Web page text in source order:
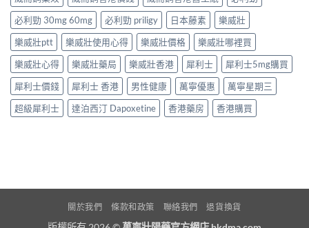
必利勁 30mg 60mg
必利勁 priligy 日本藤素
樂威壯
樂威壯ptt
樂威壯使用心得 樂威壯價格
樂威壯哪裡買
樂威壯心得
樂威壯藥局 樂威壯香港 犀利士
犀利士5mg購買
犀利士價錢
犀利士 香港 男性健康 萬寧優惠
萬寧星期三
超級犀利士
達泊西汀 Dapoxetine 香港藥房 香港購買
關於我們 條款和政策 聯絡我們 退貨換貨